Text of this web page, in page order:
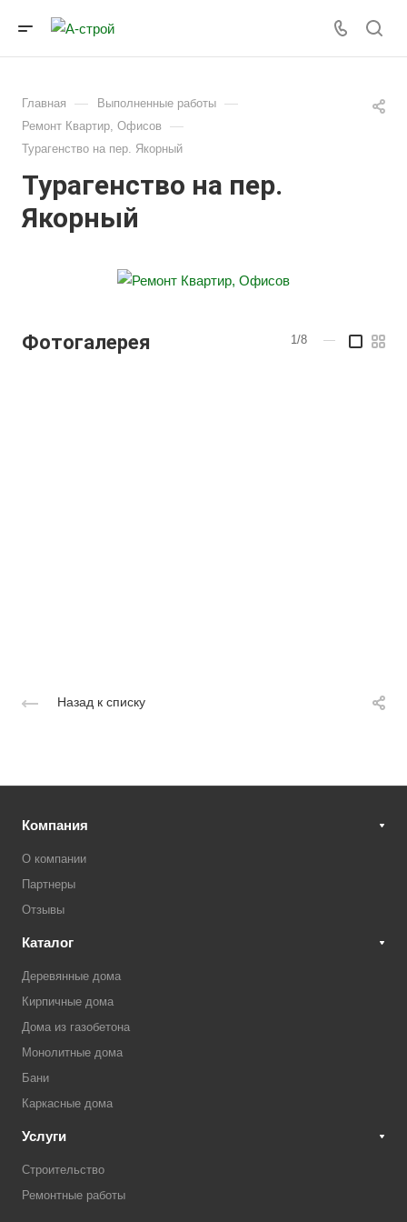
Главная — Выполненные работы —
Ремонт Квартир, Офисов —
Турагенство на пер. Якорный
Турагенство на пер.
Якорный
Фотогалерея 1/8 —
Назад к списку
Компания
О компании
Партнеры
Отзывы
Каталог
Деревянные дома
Кирпичные дома
Дома из газобетона
Монолитные дома
Бани
Каркасные дома
Услуги
Строительство
Ремонтные работы